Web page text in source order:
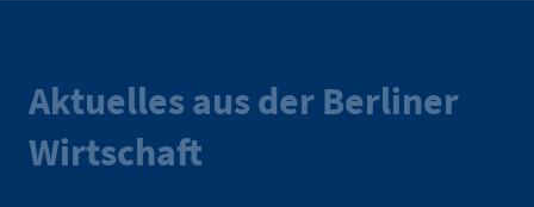
Aktuelles aus der Berliner
Wirtschaft